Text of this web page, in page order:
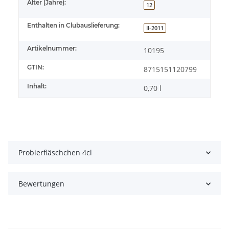
Alter (Jahre): 12
Enthalten in Clubauslieferung: II-2011
Artikelnummer: 10195
GTIN: 8715151120799
Inhalt: 0,70 l
Probierfläschchen 4cl
Bewertungen